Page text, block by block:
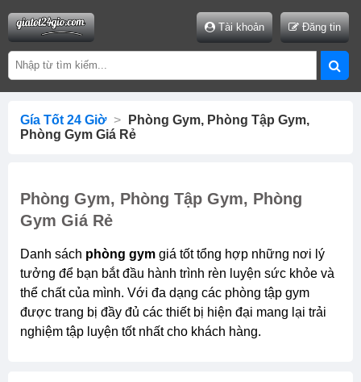
Tài khoản Đăng tin
Gía Tốt 24 Giờ >
Phòng Gym, Phòng Tập Gym,
Phòng Gym Giá Rẻ
Phòng Gym, Phòng Tập Gym, Phòng
Gym Giá Rẻ
Danh sách phòng gym giá tốt tổng hợp những nơi lý
tưởng để bạn bắt đầu hành trình rèn luyện sức khỏe và
thể chất của mình. Với đa dạng các phòng tập gym
được trang bị đầy đủ các thiết bị hiện đại mang lại trải
nghiệm tập luyện tốt nhất cho khách hàng.